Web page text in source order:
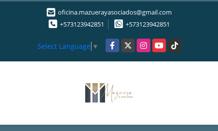
oficina.mazuerayasociados@gmail.com
+573123942851
+573123942851
Select Language ▼ Facebook
X InstagramYouTubeTikTok